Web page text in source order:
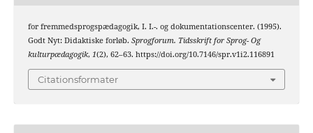
for fremmedsprogspædagogik, I. I.-. og dokumentationscenter. (1995).
Godt Nyt: Didaktiske forløb. Sprogforum. Tidsskrift for Sprog- Og
kulturpædagogik, 1(2), 62–63. https://doi.org/10.7146/spr.v1i2.116891
Citationsformater